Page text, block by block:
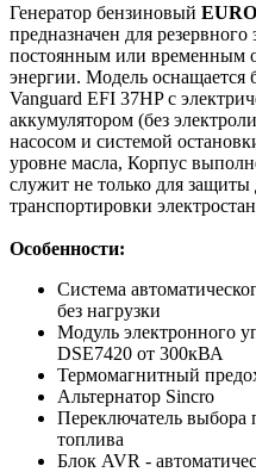
Генератор бензиновый
предназначен для
постоянным или временным
энергии. Модель оснащается
Vanguard EFI 37HP с
аккумулятором (без
насосом и системой
уровне масла, Корпус
служит не только для защиты
транспортировки
Особенности:
Система
без нагрузки
Модуль электронного
DSE7420 от 300кВА
Термомагнитный
Альтернатор Sincro
Переключатель выбора
топлива
Блок AVR -